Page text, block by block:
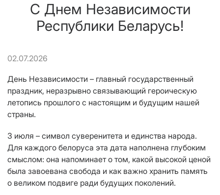
С Днем Независимости
Республики Беларусь!
02.07.2026
День Независимости – главный государственный
праздник, неразрывно связывающий героическую
летопись прошлого с настоящим и будущим нашей
страны.
3 июля – символ суверенитета и единства народа.
Для каждого белоруса эта дата наполнена глубоким
смыслом: она напоминает о том, какой высокой ценой
была завоевана свобода и как важно хранить память
о великом подвиге ради будущих поколений.